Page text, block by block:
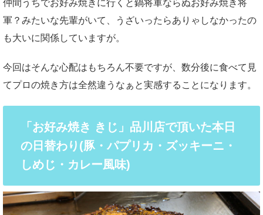
仲間うちでお好み焼きに行くと鍋将軍ならぬお好み焼き将
軍？みたいな先輩がいて、うざいったらありゃしなかったの
も大いに関係していますが。
今回はそんな心配はもちろん不要ですが、数分後に食べて見
てプロの焼き方は全然違うなぁと実感することになります。
「お好み焼き きじ」品川店で頂いた本日
の日替わり(豚・パプリカ・ズッキーニ・
しめじ・カレー風味)